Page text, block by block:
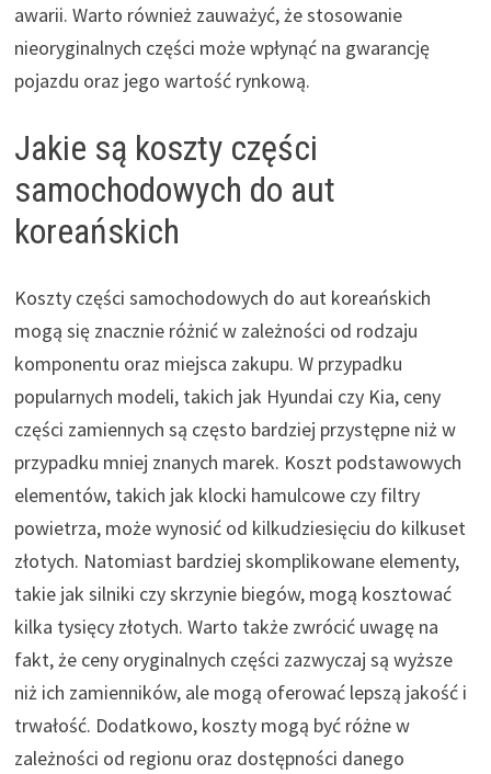
awarii. Warto również zauważyć, że stosowanie
nieoryginalnych części może wpłynąć na gwarancję
pojazdu oraz jego wartość rynkową.
Jakie są koszty części
samochodowych do aut
koreańskich
Koszty części samochodowych do aut koreańskich
mogą się znacznie różnić w zależności od rodzaju
komponentu oraz miejsca zakupu. W przypadku
popularnych modeli, takich jak Hyundai czy Kia, ceny
części zamiennych są często bardziej przystępne niż w
przypadku mniej znanych marek. Koszt podstawowych
elementów, takich jak klocki hamulcowe czy filtry
powietrza, może wynosić od kilkudziesięciu do kilkuset
złotych. Natomiast bardziej skomplikowane elementy,
takie jak silniki czy skrzynie biegów, mogą kosztować
kilka tysięcy złotych. Warto także zwrócić uwagę na
fakt, że ceny oryginalnych części zazwyczaj są wyższe
niż ich zamienników, ale mogą oferować lepszą jakość i
trwałość. Dodatkowo, koszty mogą być różne w
zależności od regionu oraz dostępności danego